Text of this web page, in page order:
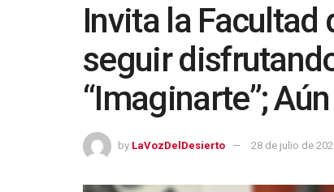
Invita la Facultad
seguir
“Imaginarte”;
by LaVozDelDesierto 28 de julio de